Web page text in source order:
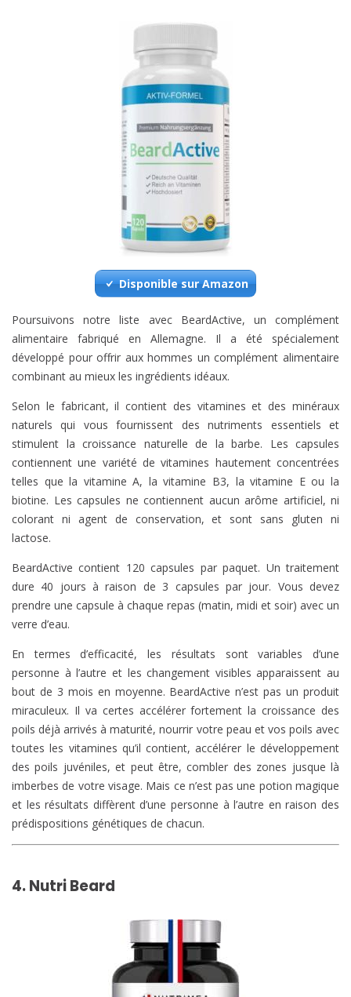
Disponible sur Amazon
Poursuivons notre liste avec BeardActive, un complément
alimentaire fabriqué en Allemagne. Il a été spécialement
développé pour offrir aux hommes un complément alimentaire
combinant au mieux les ingrédients idéaux.
Selon le fabricant, il contient des vitamines et des minéraux
naturels qui vous fournissent des nutriments essentiels et
stimulent la croissance naturelle de la barbe. Les capsules
contiennent une variété de vitamines hautement concentrées
telles que la vitamine A, la vitamine B3, la vitamine E ou la
biotine. Les capsules ne contiennent aucun arôme artificiel, ni
colorant ni agent de conservation, et sont sans gluten ni
lactose.
BeardActive contient 120 capsules par paquet. Un traitement
dure 40 jours à raison de 3 capsules par jour. Vous devez
prendre une capsule à chaque repas (matin, midi et soir) avec un
verre d’eau.
En termes d’efficacité, les résultats sont variables d’une
personne à l’autre et les changement visibles apparaissent au
bout de 3 mois en moyenne. BeardActive n’est pas un produit
miraculeux. Il va certes accélérer fortement la croissance des
poils déjà arrivés à maturité, nourrir votre peau et vos poils avec
toutes les vitamines qu’il contient, accélérer le développement
des poils juvéniles, et peut être, combler des zones jusque là
imberbes de votre visage. Mais ce n’est pas une potion magique
et les résultats diffèrent d’une personne à l’autre en raison des
prédispositions génétiques de chacun.
4. Nutri Beard